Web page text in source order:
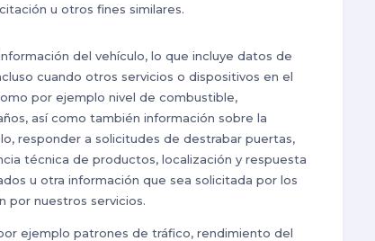
u otros fines similares.
del vehículo, lo que incluye datos de
cuando otros servicios o dispositivos en el
por ejemplo nivel de combustible,
así como también información sobre la
responder a solicitudes de destrabar puertas,
técnica de productos, localización y respuesta
u otra información que sea solicitada por los
por nuestros servicios.
ejemplo patrones de tráfico, rendimiento del